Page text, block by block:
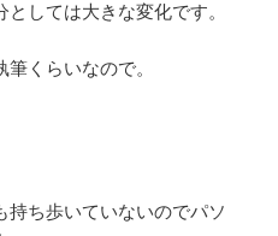
しては大きな変化です。
くらいなので。
持ち歩いていないのでパソ